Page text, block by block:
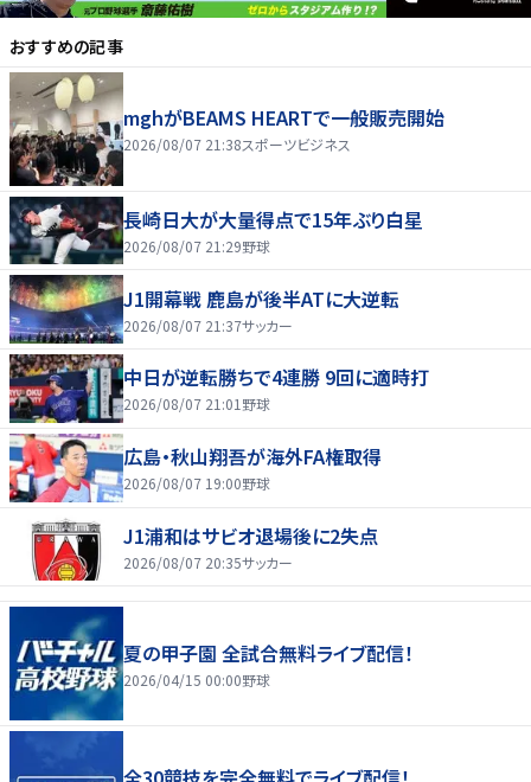
おすすめの記事
mghがBEAMS HEARTで一般販売開始
2026/08/07 21:38スポーツビジネス
長崎日大が大量得点で15年ぶり白星
2026/08/07 21:29野球
J1開幕戦 鹿島が後半ATに大逆転
2026/08/07 21:37サッカー
中日が逆転勝ちで4連勝 9回に適時打
2026/08/07 21:01 野球
広島・秋山翔吾が海外FA権取得
2026/08/07 19:00野球
J1浦和はサビオ退場後に2失点
2026/08/07 20:35サッカー
夏の甲子園 全試合無料ライブ配信！
2026/04/15 00:00野球